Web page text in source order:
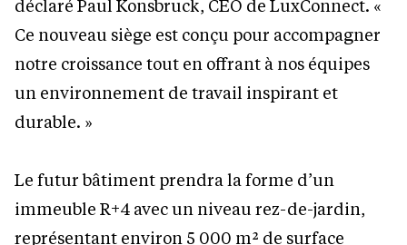
déclaré Paul Konsbruck, CEO de LuxConnect. «
Ce nouveau siège est conçu pour accompagner
notre croissance tout en offrant à nos équipes
un environnement de travail inspirant et
durable. »
Le futur bâtiment prendra la forme d’un
immeuble R+4 avec un niveau rez-de-jardin,
représentant environ 5 000 m² de surface